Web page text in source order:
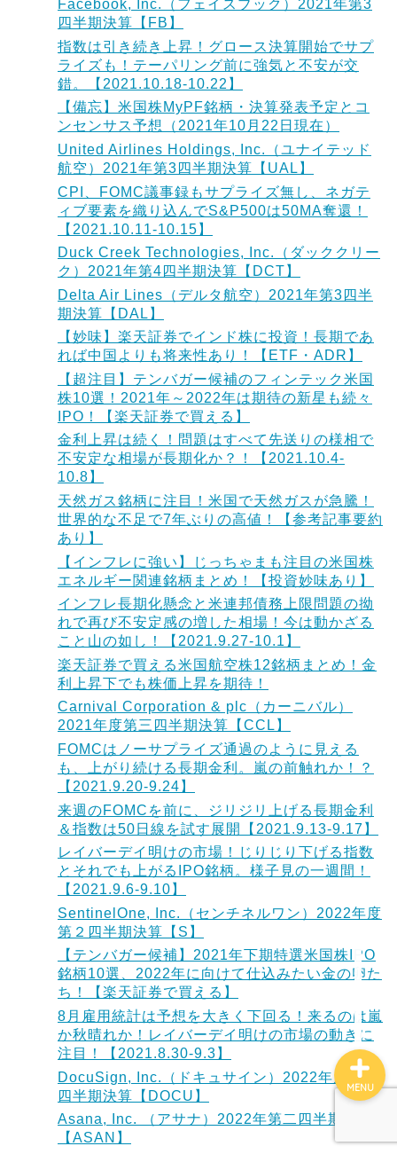
Facebook, Inc.（フェイスブック）2021年第3
四半期決算【FB】
指数は引き続き上昇！グロース決算開始でサプ
ライズも！テーパリング前に強気と不安が交
錯。【2021.10.18-10.22】
【備忘】米国株MyPF銘柄・決算発表予定とコ
ンセンサス予想（2021年10月22日現在）
United Airlines Holdings, Inc.（ユナイテッド
航空）2021年第3四半期決算【UAL】
CPI、FOMC議事録もサプライズ無し、ネガテ
ィブ要素を織り込んでS&P500は50MA奪還！
【2021.10.11-10.15】
Duck Creek Technologies, Inc.（ダッククリー
ク）2021年第4四半期決算【DCT】
Delta Air Lines（デルタ航空）2021年第3四半
期決算【DAL】
【妙味】楽天証券でインド株に投資！長期であ
れば中国よりも将来性あり！【ETF・ADR】
【超注目】テンバガー候補のフィンテック米国
株10選！2021年～2022年は期待の新星も続々
IPO！【楽天証券で買える】
金利上昇は続く！問題はすべて先送りの様相で
不安定な相場が長期化か？！【2021.10.4-
10.8】
天然ガス銘柄に注目！米国で天然ガスが急騰！
世界的な不足で7年ぶりの高値！【参考記事要約
あり】
【インフレに強い】じっちゃまも注目の米国株
エネルギー関連銘柄まとめ！【投資妙味あり】
インフレ長期化懸念と米連邦債務上限問題の拗
れで再び不安定感の増した相場！今は動かざる
こと山の如し！【2021.9.27-10.1】
楽天証券で買える米国航空株12銘柄まとめ！金
利上昇下でも株価上昇を期待！
Carnival Corporation & plc（カーニバル）
2021年度第三四半期決算【CCL】
FOMCはノーサプライズ通過のように見える
も、上がり続ける長期金利。嵐の前触れか！？
【2021.9.20-9.24】
来週のFOMCを前に、ジリジリ上げる長期金利
＆指数は50日線を試す展開【2021.9.13-9.17】
レイバーデイ明けの市場！じりじり下げる指数
とそれでも上がるIPO銘柄。様子見の一週間！
【2021.9.6-9.10】
SentinelOne, Inc.（センチネルワン）2022年度
第２四半期決算【S】
【テンバガー候補】2021年下期特選米国株IPO
銘柄10選、2022年に向けて仕込みたい金の卵た
ち！【楽天証券で買える】
8月雇用統計は予想を大きく下回る！来るのは嵐
か秋晴れか！レイバーデイ明けの市場の動きに
注目！【2021.8.30-9.3】
DocuSign, Inc.（ドキュサイン）2022年度第二
四半期決算【DOCU】
Asana, Inc. （アサナ）2022年第二四半期決算
【ASAN】
MENU
ホーム
サイトマップ
このサイトについて
お問い合わせ